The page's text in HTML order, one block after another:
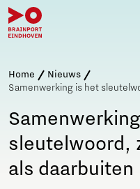
Home
Nieuws
Samenwerking is het
sleutelwoord,
als daarbuiten